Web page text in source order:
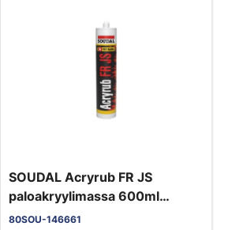
SOUDAL Acryrub FR JS
paloakryylimassa 600ml
valkoinen M1 saumoihin
80SOU-146661